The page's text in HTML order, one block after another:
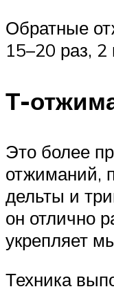
Обратные
15–20 раз,
Т-
Это более
отжиманий,
дельты и
он отлично
укрепляет
Техника